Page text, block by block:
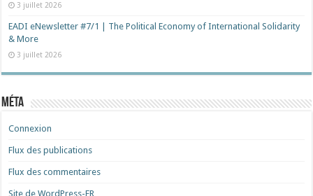
3 juillet 2026
EADI eNewsletter #7/1 | The Political Economy of International Solidarity
& More
3 juillet 2026
Méta
Connexion
Flux des publications
Flux des commentaires
Site de WordPress-FR